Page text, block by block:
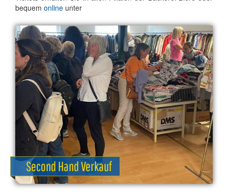
be­quem on­line un­ter
Second Hand Verkauf